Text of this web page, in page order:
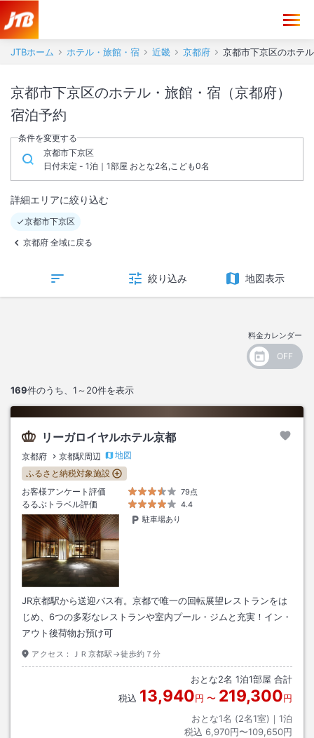
JTBホーム ホテル・旅館・宿 近畿 京都府 京都市下京区のホテ
京都市下京区のホテル・旅館・宿（京都府）
宿泊予約
条件を変更する
京都市下京区
日付未定 - 1泊｜1部屋 おとな2名,こども0名
詳細エリアに絞り込む
京都市下京区
京都府 全域に戻る
絞り込み 地図表示
料金カレンダー
169件のうち、 1～20件を表示
リーガロイヤルホテル京都
京都府 京都駅周辺
地図
ふるさと納税対象施設
お客様アンケート評価
79点
るるぶトラベル評価
4.4
駐車場あり
JR京都駅から送迎バス有。京都で唯一の回転展望レストランをは
じめ、6つの多彩なレストランや室内プール・ジムと充実！イン・
アウト後荷物お預け可
アクセス： ＪＲ京都駅→徒歩約７分
おとな2名 1泊1部屋 合計
税込 13,940円 〜 219,300円
おとな1名 (2名1室)｜ 1泊
税込 6,970円〜109,650円